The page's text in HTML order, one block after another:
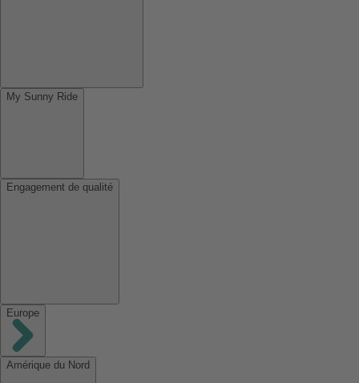
My Sunny Ride
Engagement de qualité
Europe
Amérique du Nord